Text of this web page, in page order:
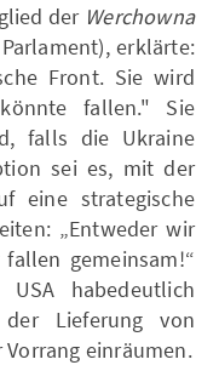
der Werchowna
erklärte:
Front. Sie wird
fallen." Sie
falls die Ukraine
sei es, mit der
eine strategische
„Entweder wir
gemeinsam!“
habedeutlich
Lieferung von
einräumen.